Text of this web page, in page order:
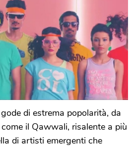
di estrema popolarità, da
il Qawwali, risalente a più
di artisti emergenti che